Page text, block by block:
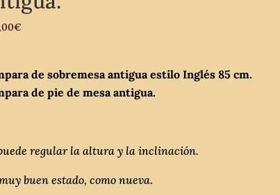
€
de sobremesa antigua estilo Inglés 85 cm.
de pie de mesa antigua.
regular la altura y la inclinación.
buen estado, como nueva.